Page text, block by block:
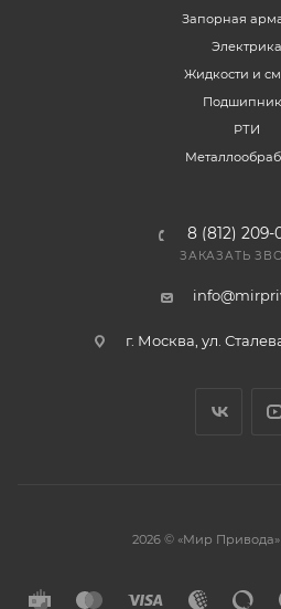
Запорная
Электрика
Жидкости и
РТИ
8 (812) 209-
ЗАКАЗАТЬ
г. Москва, ул.
2026 © «Мир Привода»